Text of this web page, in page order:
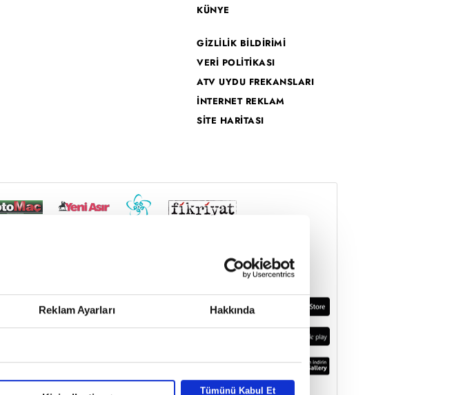
Reklam Ayarları Hakkında
Tümünü Kabul Et
KÜNYE
GİZLİLİK BİLDİRİMİ
VERİ POLİTİKASI
ATV UYDU FREKANSLARI
İNTERNET REKLAM
SİTE HARİTASI